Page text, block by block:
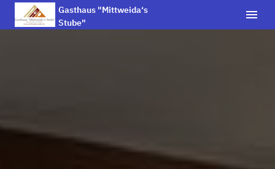
Gasthaus "Mittweida‘s
Stube"